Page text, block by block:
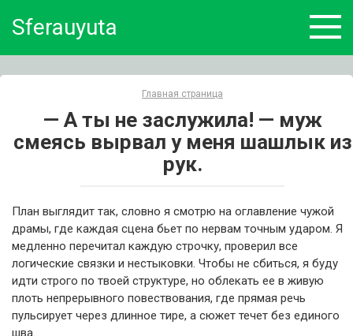
Sferauyuta
Главная страница
— А ты не заслужила! — муж
смеясь вырвал у меня шашлык из
рук.
План выглядит так, словно я смотрю на оглавление чужой
драмы, где каждая сцена бьет по нервам точным ударом. Я
медленно перечитал каждую строчку, проверил все
логические связки и нестыковки. Чтобы не сбиться, я буду
идти строго по твоей структуре, но облекать ее в живую
плоть непрерывного повествования, где прямая речь
пульсирует через длинное тире, а сюжет течет без единого
шва.